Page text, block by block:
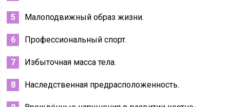
Малоподвижный образ жизни.
Профессиональный спорт.
Избыточная масса тела.
Наследственная предрасположенность.